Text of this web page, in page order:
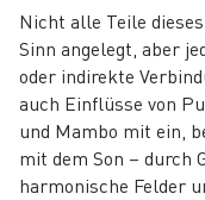
Nicht alle Teile
Sinn angelegt, aber
oder indirekte
auch Einflüsse von
und Mambo mit ein,
mit dem Son – durch
harmonische Felder